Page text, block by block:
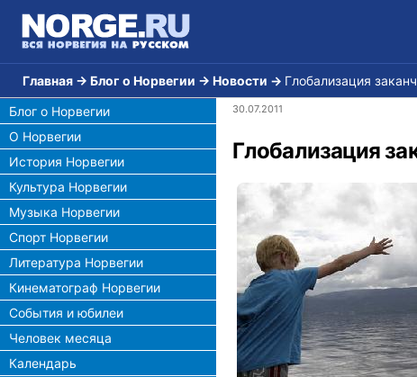
Главная → Блог о Норвегии → Новости → Глобализация
Блог о Норвегии
О Норвегии
История Норвегии
Культура Норвегии
Музыка Норвегии
Спорт Норвегии
Литература Норвегии
Кинематограф Норвегии
События и юбилеи
Человек месяца
Календарь
30.07.2011
Глобализация